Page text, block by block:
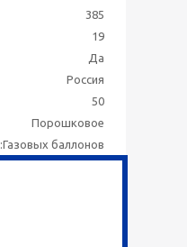
385
19
Да
Россия
50
Порошковое
:Газовых баллонов